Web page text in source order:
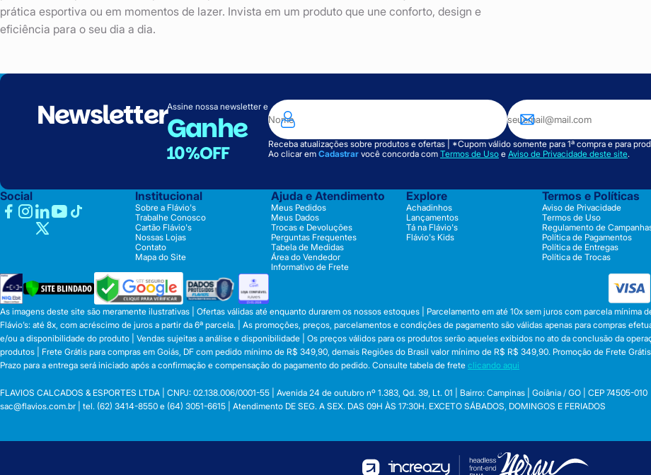
prática esportiva ou em momentos de lazer. Invista em um produto que une conforto, design e
eficiência para o seu dia a dia.
NewsletterAssine nossa newsletter e
Ganhe
10%OFF
Receba atualizações sobre produtos e ofertas | *Cupom válido somente para 1ª compra e para
Ao clicar em Cadastrar você concorda com Termos de Uso e Aviso de Privacidade deste site.
Social Institucional
Sobre a Flávio's
Trabalhe Conosco
Cartão Flávio's
Nossas Lojas
Contato
Mapa do Site
Ajuda e Atendimento
Meus Pedidos
Meus Dados
Trocas e Devoluções
Perguntas Frequentes
Tabela de Medidas
Área do Vendedor
Informativo de Frete
Explore
Achadinhos
Lançamentos
Tá na Flávio's
Flávio's Kids
Termos e Políticas
Aviso de Privacidade
Termos de Uso
Regulamento de
Política de Pagamentos
Política de Entregas
Política de Trocas
As imagens deste site são meramente ilustrativas | Ofertas válidas até enquanto durarem os nossos estoques | Parcelamento em até 10x sem juros com parcela mínima
Flávio’s: até 8x, com acréscimo de juros a partir da 6ª parcela. | As promoções, preços, parcelamentos e condições de pagamento são válidas apenas para compras
e/ou a disponibilidade do produto | Vendas sujeitas a análise e disponibilidade | Os preços válidos para os produtos serão aqueles exibidos no ato da conclusão da
produtos | Frete Grátis para compras em Goiás, DF com pedido mínimo de R$ 349,90, demais Regiões do Brasil valor mínimo de R$ R$ 349,90. Promoção de Frete
Prazo para a entrega será iniciado após a confirmação e compensação do pagamento do pedido. Consulte tabela de frete clicando aqui
FLAVIOS CALCADOS & ESPORTES LTDA | CNPJ: 02.138.006/0001-55 | Avenida 24 de outubro nº 1.383, Qd. 39, Lt. 01 | Bairro: Campinas | Goiânia / GO | CEP 74505-010
sac@flavios.com.br | tel. (62) 3414-8550 e (64) 3051-6615 | Atendimento DE SEG. A SEX. DAS 09H ÀS 17:30H. EXCETO SÁBADOS, DOMINGOS E FERIADOS